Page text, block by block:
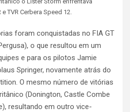
TVR Cerbera Speed 12.
foram conquistadas no FIA GT
o que resultou em um
e para os pilotos Jamie
Springer, novamente atrás do
O mesmo número de vitórias
(Donington, Castle Combe
resultando em outro vice-